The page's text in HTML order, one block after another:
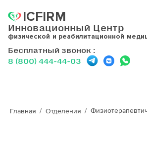
ICFIRM
Инновационный Центр
физической и реабилитационной
Бесплатный звонок :
8 (800) 444-44-03
Главная Отделения